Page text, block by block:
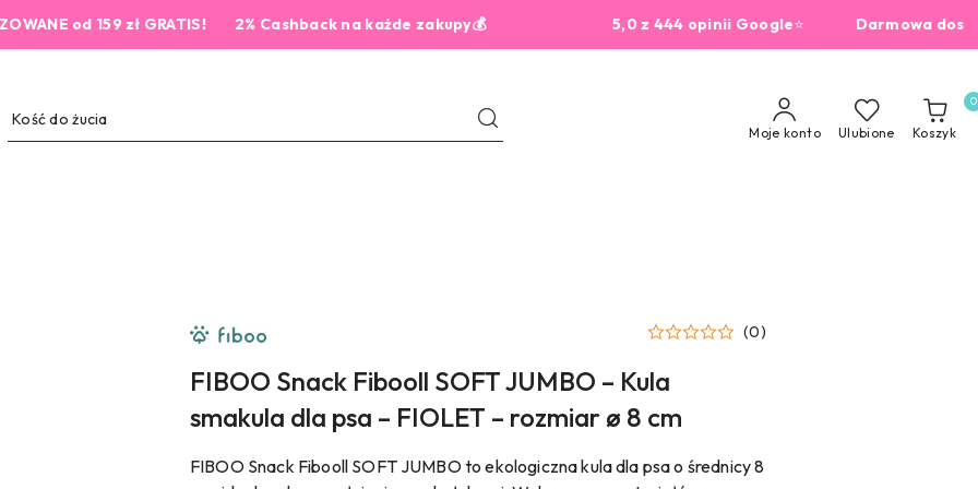
od 159 zł GRATIS! 2% Cashback na każde zakupy💰 5,0 z 444 opinii Google⭐ Darmowa dostawa
Moje konto Ulubione Koszyk
0
NAZWA
PRODUCENTA: (0)
FIBOO Snack Fibooll SOFT JUMBO – Kula
smakula dla psa – FIOLET – rozmiar ø 8 cm
FIBOO Snack Fibooll SOFT JUMBO to ekologiczna kula dla psa o średnicy 8